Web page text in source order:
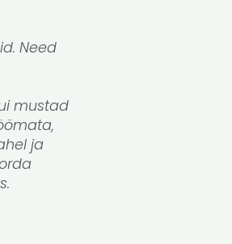
Need
mustad
ja